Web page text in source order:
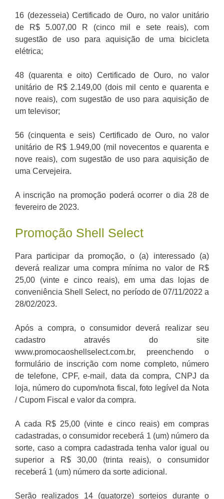
16 (dezesseia) Certificado de Ouro, no valor unitário
de R$ 5.007,00 R (cinco mil e sete reais), com
sugestão de uso para aquisição de uma bicicleta
elétrica;
48 (quarenta e oito) Certificado de Ouro, no valor
unitário de R$ 2.149,00 (dois mil cento e quarenta e
nove reais), com sugestão de uso para aquisição de
um televisor;
56 (cinquenta e seis) Certificado de Ouro, no valor
unitário de R$ 1.949,00 (mil novecentos e quarenta e
nove reais), com sugestão de uso para aquisição de
uma Cervejeira.
A inscrição na promoção poderá ocorrer o dia 28 de
fevereiro de 2023.
Promoção Shell Select
Para participar da promoção, o (a) interessado (a)
deverá realizar uma compra mínima no valor de R$
25,00 (vinte e cinco reais), em uma das lojas de
conveniência Shell Select, no período de 07/11/2022 a
28/02/2023.
Após a compra, o consumidor deverá realizar seu
cadastro através do site
www.promocaoshellselect.com.br, preenchendo o
formulário de inscrição com nome completo, número
de telefone, CPF, e-mail, data da compra, CNPJ da
loja, número do cupom/nota fiscal, foto legível da Nota
/ Cupom Fiscal e valor da compra.
A cada R$ 25,00 (vinte e cinco reais) em compras
cadastradas, o consumidor receberá 1 (um) número da
sorte, caso a compra cadastrada tenha valor igual ou
superior a R$ 30,00 (trinta reais), o consumidor
receberá 1 (um) número da sorte adicional.
Serão realizados 14 (quatorze) sorteios durante o